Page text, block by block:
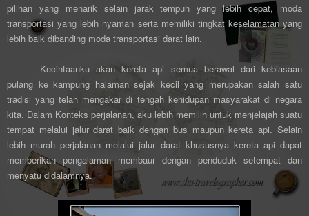
pilihan yang menarik selain jarak tempuh yang lebih cepat, moda
transportasi yang lebih nyaman serta memiliki tingkat keselamatan yang
lebih baik dibanding moda transportasi darat lain.
Kecintaanku akan kereta api semua berawal dari kebiasaan
pulang ke kampung halaman sejak kecil yang merupakan salah satu
tradisi yang telah mengakar di tengah kehidupan masyarakat di negara
kita. Dalam Konteks perjalanan, aku lebih memilih untuk menjelajah suatu
tempat melalui jalur darat baik dengan bus maupun kereta api. Selain
lebih murah perjalanan melalui jalur darat khususnya kereta api dapat
memberikan pengalaman membaur dengan penduduk setempat dan
menyatu didalamnya.